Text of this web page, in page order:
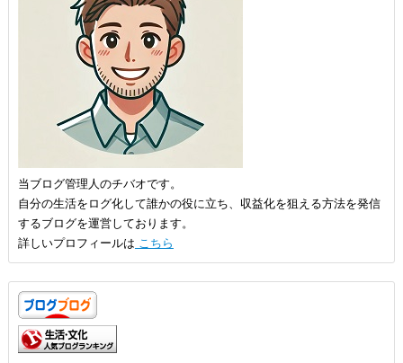
当ブログ管理人のチバオです。
自分の生活をログ化して誰かの役に立ち、収益化を狙える方法を発信
するブログを運営しております。
詳しいプロフィールは こちら